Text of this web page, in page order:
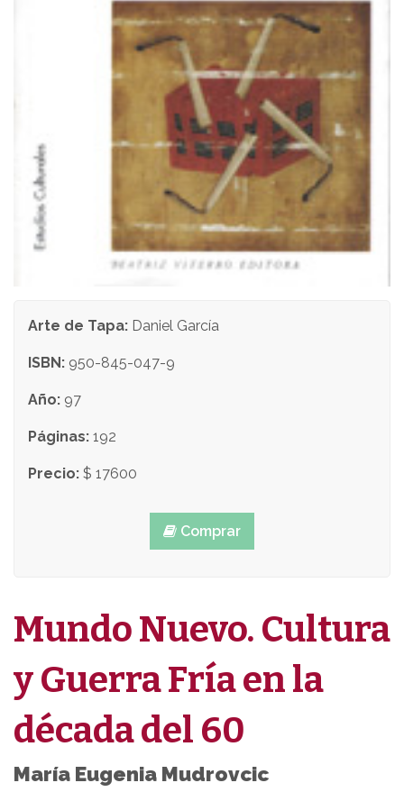
Arte de Tapa: Daniel García
ISBN: 950-845-047-9
Año: 97
Páginas: 192
Precio: $ 17600
Comprar
Mundo Nuevo. Cultura
y Guerra Fría en la
década del 60
María Eugenia Mudrovcic